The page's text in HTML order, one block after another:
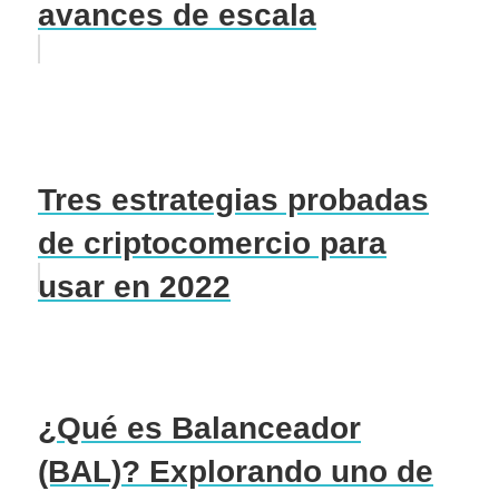
avances de escala
Tres estrategias probadas
de criptocomercio para
usar en 2022
¿Qué es Balanceador
(BAL)? Explorando uno de